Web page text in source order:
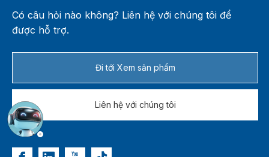
Có câu hỏi nào không? Liên hệ với chúng tôi để
được hỗ trợ.
Đi tới Xem sản phẩm
Liên hệ với chúng tôi